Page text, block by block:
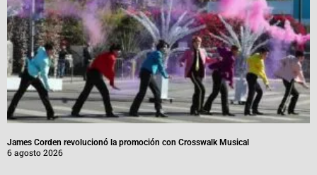
James Corden revolucionó la promoción con Crosswalk Musical
6 agosto 2026